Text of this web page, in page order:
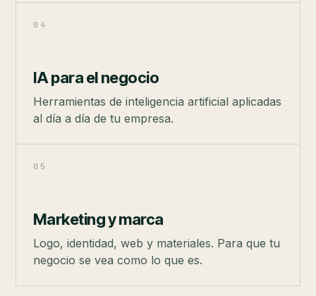
04
IA para el negocio
Herramientas de inteligencia artificial aplicadas
al día a día de tu empresa.
05
Marketing y marca
Logo, identidad, web y materiales. Para que tu
negocio se vea como lo que es.